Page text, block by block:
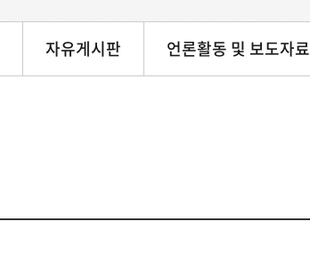
자유게시판 언론활동 및 보도자료